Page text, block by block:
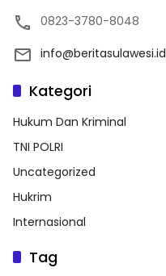
0823-3780-8048
info@beritasulawesi.id
Kategori
Hukum Dan Kriminal
TNI POLRI
Uncategorized
Hukrim
Internasional
Tag